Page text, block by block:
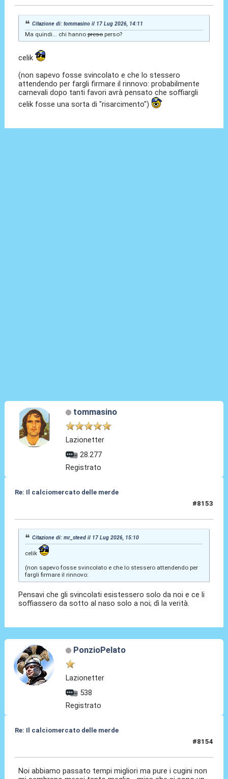
Citazione di: tommasino il 17 Lug 2026, 14:11
Ma quindi... chi hanno presoperso?
celik
(non sapevo fosse svincolato e che lo stessero
attendendo per fargli firmare il rinnovo: probabilmente
carnevali dopo tanti favori avrà pensato che soffiargli
celik fosse una sorta di "risarcimento")
tommasino
Lazionetter
28.277
Registrato
Re: Il calciomercato delle merde
#8153
Citazione di: mr_steed il 17 Lug 2026, 15:10
celik
(non sapevo fosse svincolato e che lo stessero attendendo per
fargli firmare il rinnovo:
Pensavi che gli svincolati esistessero solo da noi e ce li
soffiassero da sotto al naso solo a noi; dì la verità.
PonzioPelato
Lazionetter
538
Registrato
Re: Il calciomercato delle merde
#8154
Noi abbiamo passato tempi migliori ma pure i cugini non